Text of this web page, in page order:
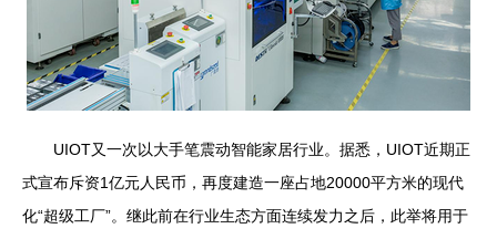
UIOT又一次以大手笔震动智能家居行业。据悉，UIOT近期正
式宣布斥资1亿元人民币，再度建造一座占地20000平方米的现代
化“超级工厂”。继此前在行业生态方面连续发力之后，此举将用于